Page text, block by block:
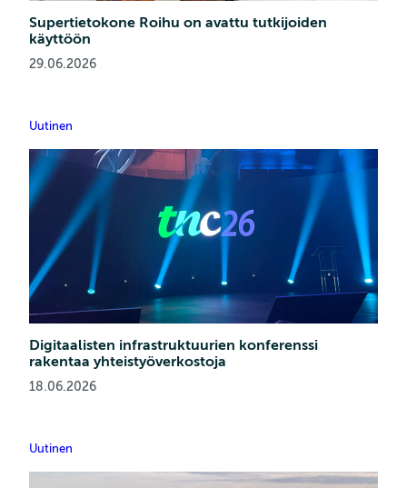
Supertietokone Roihu on avattu tutkijoiden
käyttöön
29.06.2026
Uutinen
Digitaalisten infrastruktuurien konferenssi
rakentaa yhteistyöverkostoja
18.06.2026
Uutinen